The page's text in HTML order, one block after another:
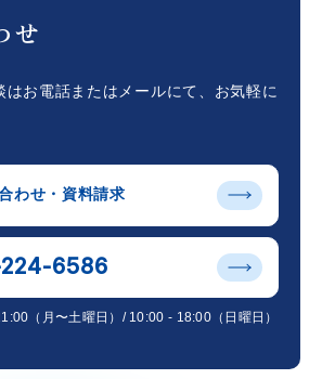
せ
お電話またはメールにて、 お気軽に
わせ・資料請求
6586
（月〜土曜日）/ 10:00 - 18:00（日曜日）